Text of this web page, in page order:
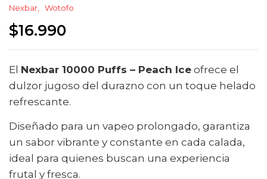
Nexbar Wotofo
$16.990
El Nexbar 10000 Puffs – Peach Ice ofrece el
dulzor jugoso del durazno con un toque helado
refrescante.
Diseñado para un vapeo prolongado, garantiza
un sabor vibrante y constante en cada calada,
ideal para quienes buscan una experiencia
frutal y fresca.